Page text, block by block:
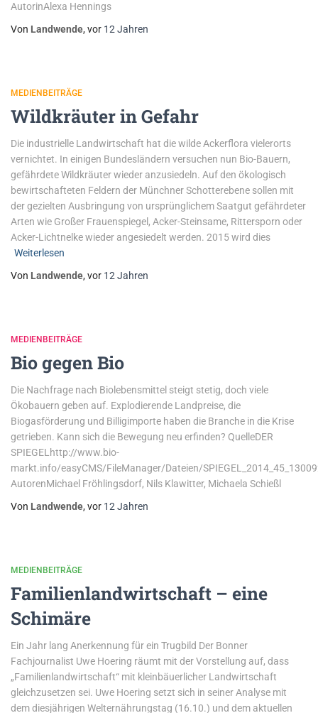
AutorinAlexa Hennings
Von Landwende, vor 12 Jahren
MEDIENBEITRÄGE
Wildkräuter in Gefahr
Die industrielle Landwirtschaft hat die wilde Ackerflora vielerorts
vernichtet. In einigen Bundesländern versuchen nun Bio-Bauern,
gefährdete Wildkräuter wieder anzusiedeln. Auf den ökologisch
bewirtschafteten Feldern der Münchner Schotterebene sollen mit
der gezielten Ausbringung von ursprünglichem Saatgut gefährdeter
Arten wie Großer Frauenspiegel, Acker-Steinsame, Rittersporn oder
Acker-Lichtnelke wieder angesiedelt werden. 2015 wird dies
Weiterlesen
Von Landwende, vor 12 Jahren
MEDIENBEITRÄGE
Bio gegen Bio
Die Nachfrage nach Biolebensmittel steigt stetig, doch viele
Ökobauern geben auf. Explodierende Landpreise, die
Biogasförderung und Billigimporte haben die Branche in die Krise
getrieben. Kann sich die Bewegung neu erfinden? QuelleDER
SPIEGELhttp://www.bio-
markt.info/easyCMS/FileManager/Dateien/
AutorenMichael Fröhlingsdorf, Nils Klawitter, Michaela Schießl
Von Landwende, vor 12 Jahren
MEDIENBEITRÄGE
Familienlandwirtschaft – eine
Schimäre
Ein Jahr lang Anerkennung für ein Trugbild Der Bonner
Fachjournalist Uwe Hoering räumt mit der Vorstellung auf, dass
„Familienlandwirtschaft“ mit kleinbäuerlicher Landwirtschaft
gleichzusetzen sei. Uwe Hoering setzt sich in seiner Analyse mit
dem diesjährigen Welternährungstag (16.10.) und dem aktuellen